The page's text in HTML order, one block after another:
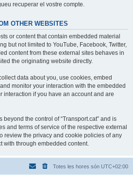
recuperar el vostre compte.
OTHER WEBSITES
or content that contain embedded material
but not limited to YouTube, Facebook, Twitter,
content from these external sites behaves in
the originating website directly.
data about you, use cookies, embed
monitor your interaction with the embedded
interaction if you have an account and are
beyond the control of “Transport.cat” and is
and terms of service of the respective external
review the privacy and cookie policies of any
with through embedded content.
Totes les hores són UTC+02:00